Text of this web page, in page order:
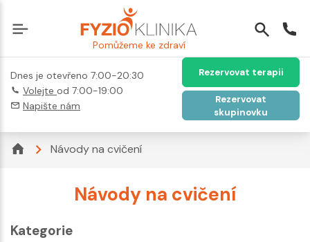
Pomůžeme ke zdraví
Dnes je otevřeno 7:00-20:30
Volejte od 7:00-19:00
Napište nám
Rezervovat terapii
Rezervovat
skupinovku
Návody na cvičení
Návody na cvičení
Kategorie